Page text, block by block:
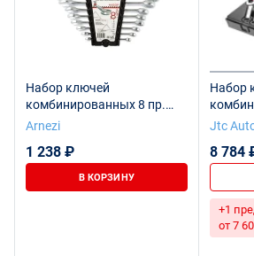
Набор ключей
комбинированных 8 пр.
ARNEZI R1031008
Arnezi
1 238 ₽
В КОРЗИНУ
Набор
Jtc
8 784
+1
от 7